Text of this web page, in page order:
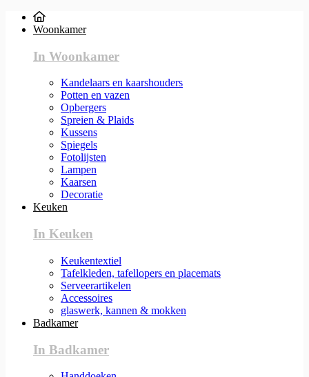
Woonkamer
In Woonkamer
Kandelaars en kaarshouders
Potten en vazen
Opbergers
Spreien & Plaids
Kussens
Spiegels
Fotolijsten
Lampen
Kaarsen
Decoratie
Keuken
In Keuken
Keukentextiel
Tafelkleden, tafellopers en placemats
Serveerartikelen
Accessoires
glaswerk, kannen & mokken
Badkamer
In Badkamer